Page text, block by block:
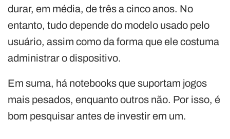
durar, em média, de três a cinco anos. No
entanto, tudo depende do modelo usado pelo
usuário, assim como da forma que ele costuma
administrar o dispositivo.
Em suma, há notebooks que suportam jogos
mais pesados, enquanto outros não. Por isso, é
bom pesquisar antes de investir em um.